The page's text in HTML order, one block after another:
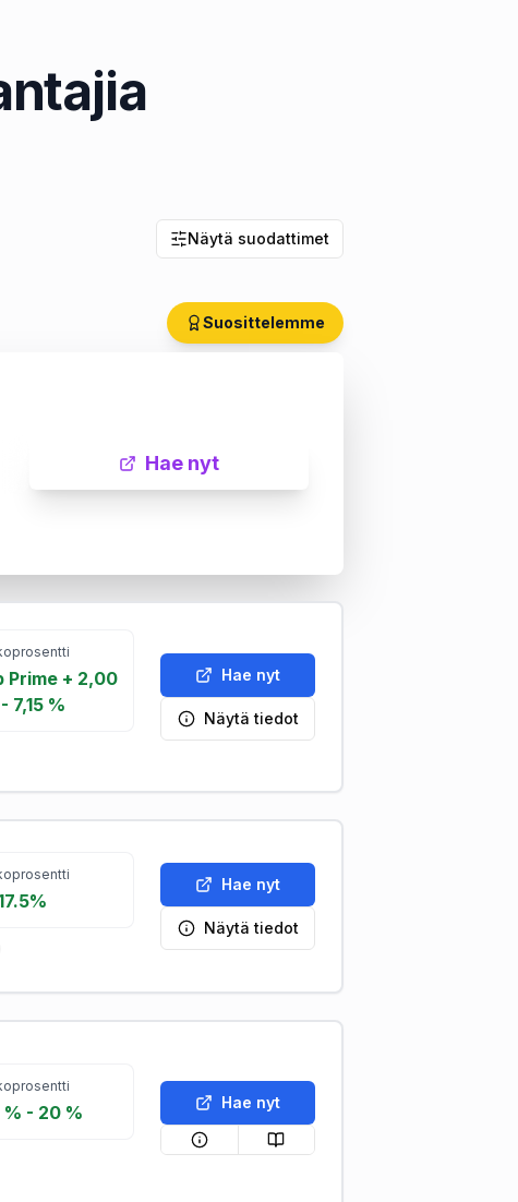
Näytä suodattimet
Suosittelemme
Hae nyt
Prime + 2,00
7,15 %
Hae nyt
Näytä tiedot
Hae nyt
Näytä tiedot
- 20 % Hae nyt